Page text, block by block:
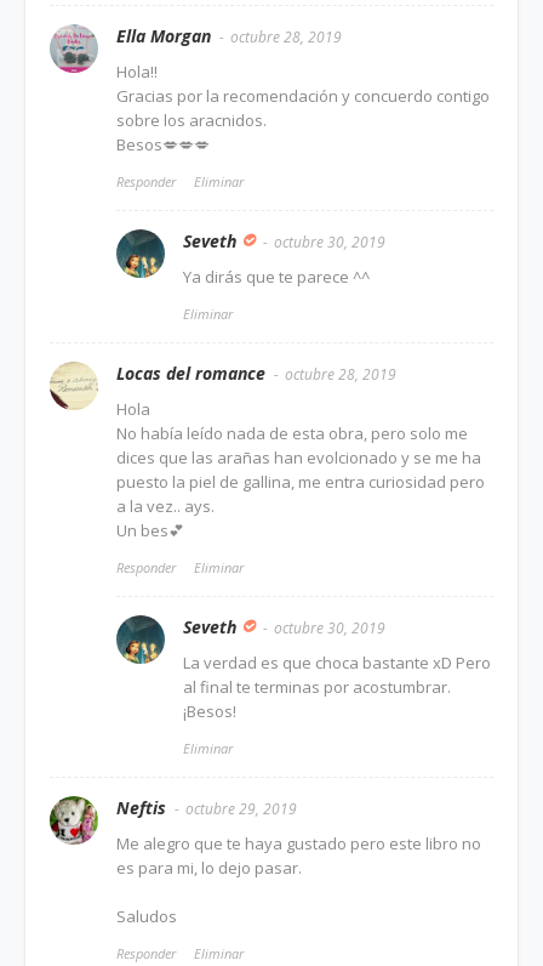
Ella Morgan octubre 28, 2019
Hola!!
Gracias por la recomendación y concuerdo contigo
sobre los aracnidos.
Besos💋💋💋
Responder Eliminar
Seveth octubre 30, 2019
Ya dirás que te parece ^^
Eliminar
Locas del romance octubre 28, 2019
Hola
No había leído nada de esta obra, pero solo me
dices que las arañas han evolcionado y se me ha
puesto la piel de gallina, me entra curiosidad pero
a la vez.. ays.
Un bes💕
Responder Eliminar
Seveth octubre 30, 2019
La verdad es que choca bastante xD Pero
al final te terminas por acostumbrar.
¡Besos!
Eliminar
Neftis octubre 29, 2019
Me alegro que te haya gustado pero este libro no
es para mi, lo dejo pasar.
Saludos
Responder Eliminar